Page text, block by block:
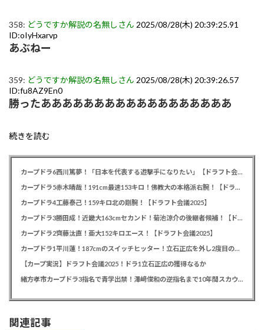
358: どうですか解説の名無しさん 2025/08/28(木) 20:39:25.91
ID:oIyHxarvp
あぶねー
359: どうですか解説の名無しさん 2025/08/28(木) 20:39:26.57
ID:fu8AZ9En0
勝ったああああああああああああああああああ
続きを読む
カープドラ6西川篤夢！「日本を代表する遊撃手になりたい」【ドラフト会議2025】
カープドラ5赤木晴哉！191cm最速153キロ！佛教大の本格派右腕！【ドラフト会議2025】
カープドラ4工藤泰己！159キロ北の剛腕！【ドラフト会議2025】
カープドラ3勝田成！近畿大163cmセカンド！菊池涼介の後継者候補！【ドラフト会議2025】
カープドラ2齊藤汰直！亜大152キロエース！【ドラフト会議2025】
カープドラ1平川蓮！187cmのスイッチヒッター！立石正広を外し2度目の重複も新井監督がクジを引き当てる！【ドラフト会議2025】
【カープ実況】ドラフト会議2025！ドラ1立石正広の獲得なるか
緒方孝市カープドラ3指名で青学出禁！澤﨑俊和の逆指名まで10年間スカウト出禁
関連記事